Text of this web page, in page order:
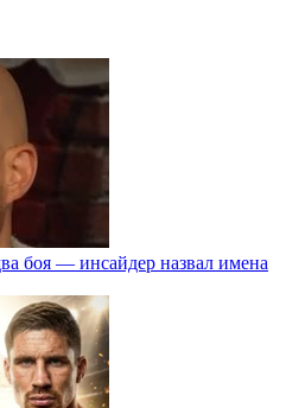
боя — инсайдер назвал имена